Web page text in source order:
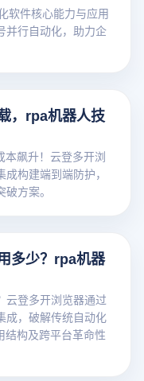
软件核心能力与应用
并行自动化，助力企
，rpa机器人技
本飙升！云登多开浏
构建端到端防护，
方案。
多少？rpa机器
云登多开浏览器通过
成，破解传统自动化
结构及跨平台革命性